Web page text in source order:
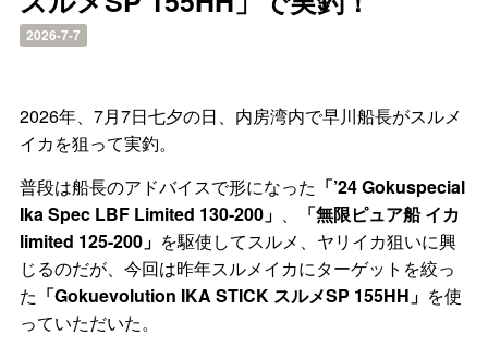
2026-7-7
2026年、7月7日七夕の日、内房湾内で早川船長がスルメ
イカを狙って実釣。
普段は船長のアドバイスで形になった 「’24 Gokuspecial
Ika Spec LBF Limited 130‐200」 、
「無限ピュア船 イカ
limited 125-200」 を駆使してスルメ、ヤリイカ狙いに興
じるのだが、今回は昨年スルメイカにターゲットを絞っ
た 「Gokuevolution IKA STICK スルメSP 155HH」 を使
っていただいた。